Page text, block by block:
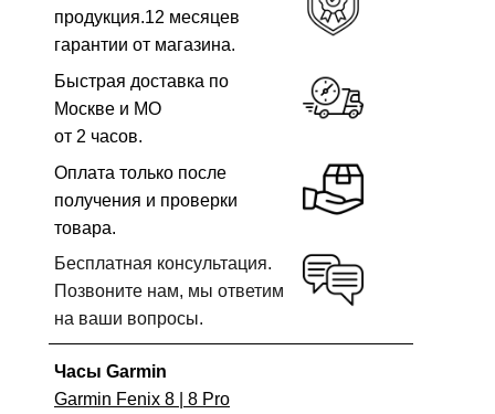
Оплата только после
получения и проверки
товара.
Быстрая доставка по
Москве и МО
от 2 часов.
Бесплатная консультация.
Позвоните нам, мы ответим
на ваши вопросы.
продукция.12 месяцев
гарантии от магазина.
Часы Garmin
Garmin Fenix 8 | 8 Pro